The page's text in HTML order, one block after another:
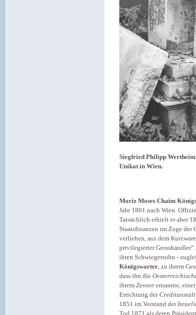
Siegfried Philipp
Unikat in Wien.
Moriz Moses Chaim
Jahr 1801 nach Wien.
Tatsächlich erhielt er aber
Staatsfinanzen im Zuge der
verliehen, aus dem
privilegierter
ihren Schwiegersohn -
Königswarter, zu ihrem
dass ihn die
ihrem Zensor ernannte,
Errichtung derCreditanstalt
1851 im Vorstand der
Tod 1871 als deren